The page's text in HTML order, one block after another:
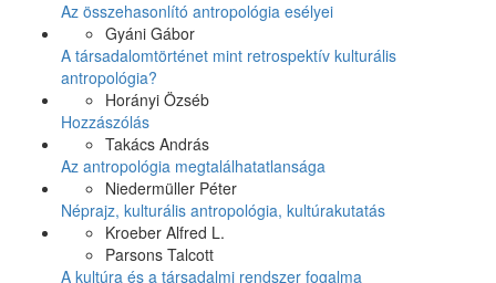
Az összehasonlító antropológia esélyei
Gyáni Gábor
A társadalomtörténet mint retrospektív kulturális
antropológia?
Horányi Özséb
Hozzászólás
Takács András
Az antropológia megtalálhatatlansága
Niedermüller Péter
Néprajz, kulturális antropológia, kultúrakutatás
Kroeber Alfred L.
Parsons Talcott
A kultúra és a társadalmi rendszer fogalma